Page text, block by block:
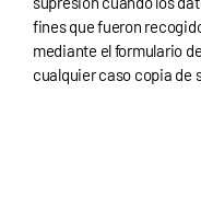
:
fines que fueron
mediante elformulario
cualquier caso copia de